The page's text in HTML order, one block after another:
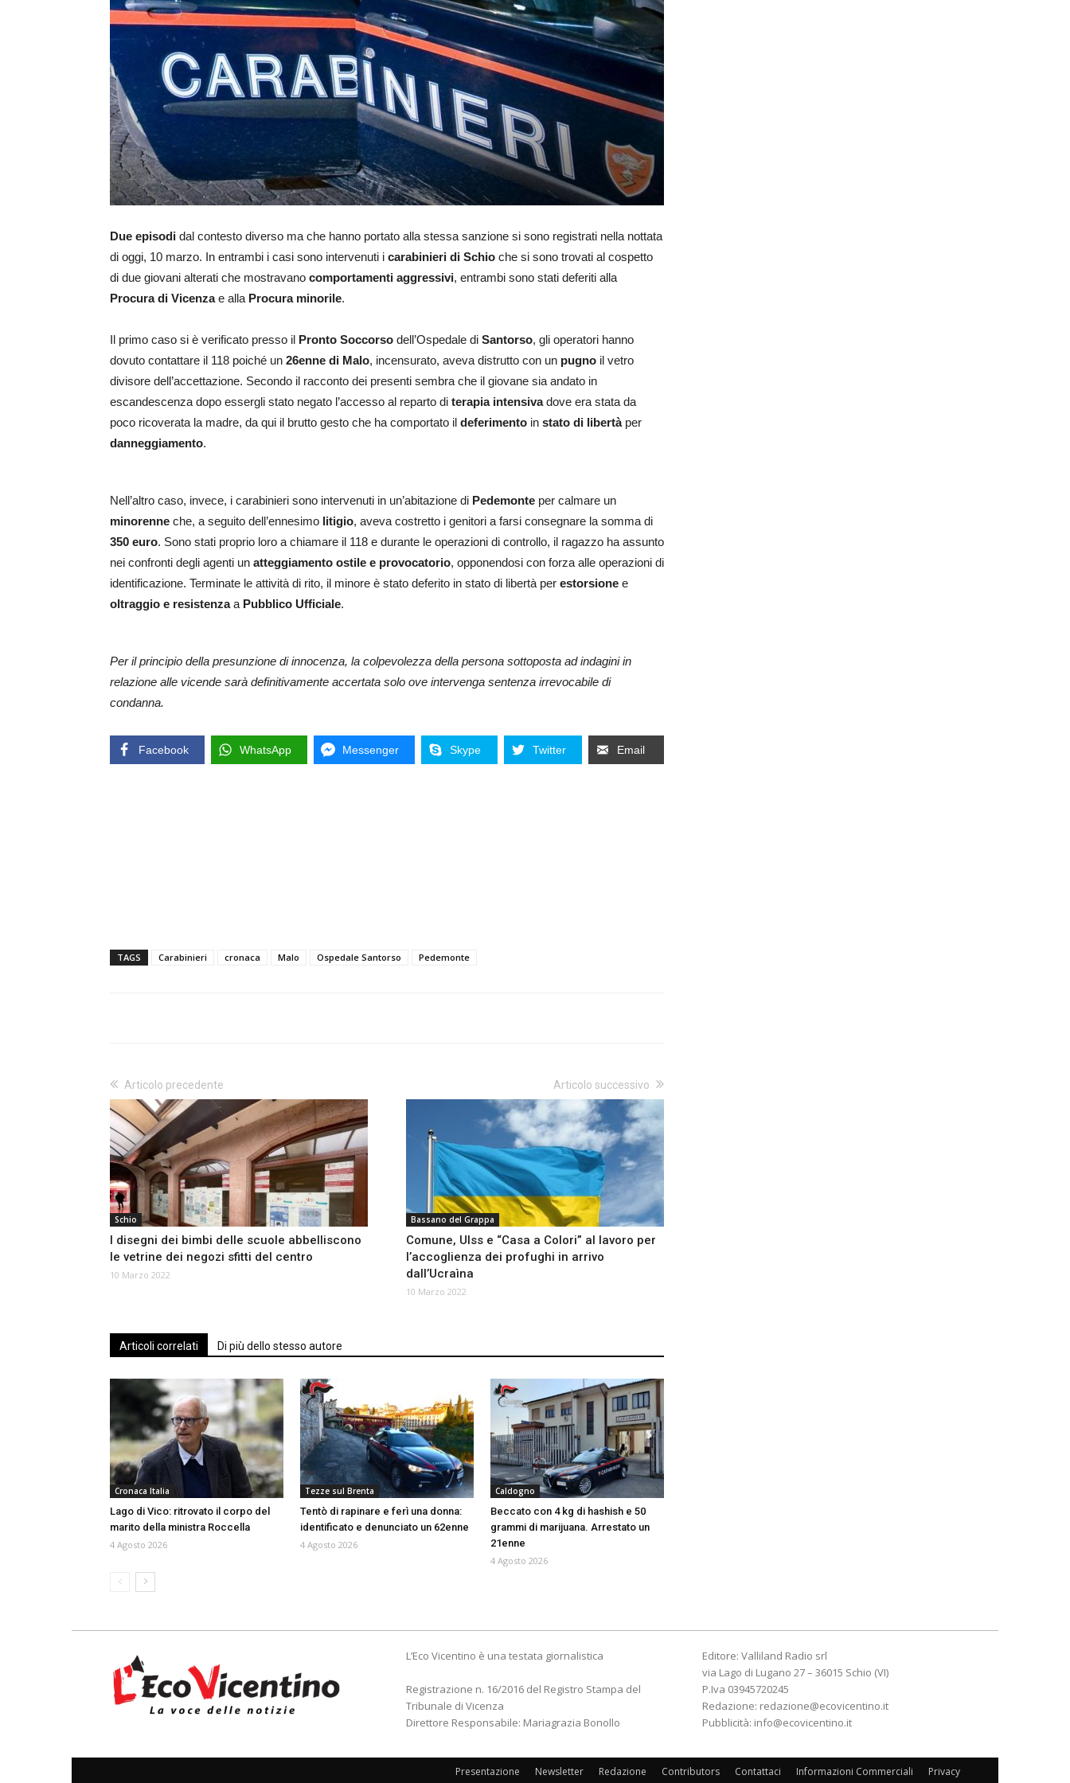
Due episodi dal contesto diverso ma che hanno portato alla stessa sanzione si sono registrati nella nottata
di oggi, 10 marzo. In entrambi i casi sono intervenuti i carabinieri di Schio che si sono trovati al cospetto
di due giovani alterati che mostravano comportamenti aggressivi, entrambi sono stati deferiti alla
Procura di Vicenzae alla Procura minorile.
Il primo caso si è verificato presso il Pronto Soccorso dell’Ospedale di Santorso, gli operatori hanno
dovuto contattare il 118 poiché un 26enne di Malo, incensurato, aveva distrutto con un pugno il vetro
divisore dell’accettazione. Secondo il racconto dei presenti sembra che il giovane sia andato in
escandescenza dopo essergli stato negato l’accesso al reparto di terapia intensivadove era stata da
poco ricoverata la madre, da qui il brutto gesto che ha comportato il deferimento in stato di libertàper
danneggiamento.
Nell’altro caso, invece, i carabinieri sono intervenuti in un’abitazione di Pedemonte per calmare un
minorenne che, a seguito dell’ennesimo litigio, aveva costretto i genitori a farsi consegnare la somma di
350 euro. Sono stati proprio loro a chiamare il 118 e durante le operazioni di controllo, il ragazzo ha assunto
nei confronti degli agenti un atteggiamento ostile e provocatorio, opponendosi con forza alle operazioni di
identificazione. Terminate le attività di rito, il minore è stato deferito in stato di libertà per estorsione e
oltraggio e resistenzaa Pubblico Ufficiale.
Per il principio della presunzione di innocenza, la colpevolezza della persona sottoposta ad indagini in
relazione alle vicende sarà definitivamente accertata solo ove intervenga sentenza irrevocabile di
condanna.
Facebook WhatsApp Messenger Skype Twitter Email
TAGS Carabinieri cronaca Malo Ospedale Santorso Pedemonte
Articolo precedente
Schio
I disegni dei bimbi delle scuole abbelliscono
le vetrine dei negozi sfitti del centro
10 Marzo 2022
Articolo successivo
Bassano del Grappa
Comune, Ulss e “Casa a Colori” al lavoro per
l’accoglienza dei profughi in arrivo
dall’Ucraìna
10 Marzo 2022
Articoli correlati Di più dello stesso autore
Cronaca Italia
Lago di Vico: ritrovato il corpo del
marito della ministra Roccella
4 Agosto 2026
Tezze sul Brenta
Tentò di rapinare e ferì una donna:
identificato e denunciato un 62enne
4 Agosto 2026
Caldogno
Beccato con 4 kg di hashish e 50
grammi di marijuana. Arrestato un
21enne
4 Agosto 2026
L’Eco Vicentino è una testata giornalistica
Registrazione n. 16/2016 del Registro Stampa del
Tribunale di Vicenza
Direttore Responsabile: Mariagrazia Bonollo
Editore: Valliland Radio srl
via Lago di Lugano 27 – 36015 Schio (VI)
P.Iva 03945720245
Redazione: redazione@ecovicentino.it
Pubblicità: info@ecovicentino.it
Presentazione Newsletter Redazione Contributors Contattaci Informazioni Commerciali Privacy